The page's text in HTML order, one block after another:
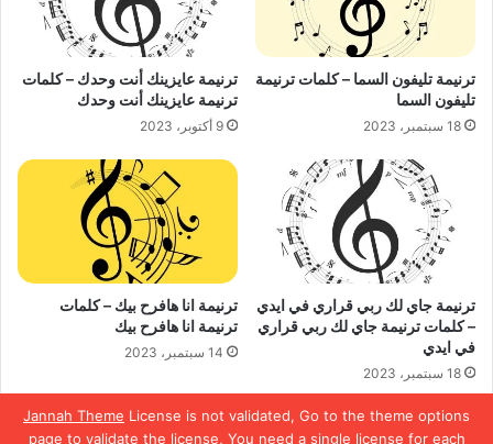
Jannah Theme License is not validated, Go to the theme options
page to validate the license, You need a single license for each
ترنيمة تليفون السما – كلمات ترنيمة
تليفون السما
18 سبتمبر، 2023
ترنيمة عايزينك أنت وحدك – كلمات
ترنيمة عايزينك أنت وحدك
9 أكتوبر، 2023
ترنيمة جاي لك ربي قراري في ايدي
– كلمات ترنيمة جاي لك ربي قراري
في ايدي
18 سبتمبر، 2023
ترنيمة انا هافرح بيك – كلمات
ترنيمة انا هافرح بيك
14 سبتمبر، 2023